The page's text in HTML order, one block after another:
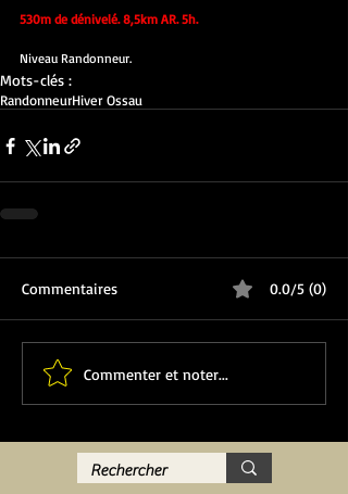
530m de dénivelé. 8,5km AR. 5h.
Niveau Randonneur.
Mots-clés :
RandonneurHiver Ossau
Commentaires 0.0/5 (0)
Commenter et noter...